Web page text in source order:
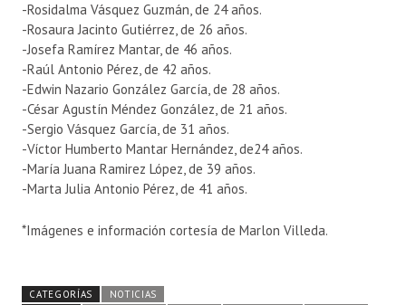
-Rosidalma Vásquez Guzmán, de 24 años.
-Rosaura Jacinto Gutiérrez, de 26 años.
-Josefa Ramírez Mantar, de 46 años.
-Raúl Antonio Pérez, de 42 años.
-Edwin Nazario González García, de 28 años.
-César Agustín Méndez González, de 21 años.
-Sergio Vásquez García, de 31 años.
-Víctor Humberto Mantar Hernández, de24 años.
-María Juana Ramirez López, de 39 años.
-Marta Julia Antonio Pérez, de 41 años.
*Imágenes e información cortesía de Marlon Villeda.
CATEGORÍAS
NOTICIAS